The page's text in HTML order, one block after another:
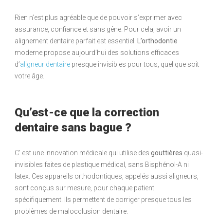
Rien n’est plus agréable que de pouvoir s’exprimer avec
assurance, confiance et sans gêne. Pour cela, avoir un
alignement dentaire parfait est essentiel. L’orthodontie
moderne propose aujourd’hui des solutions efficaces
d’aligneur dentaire presque invisibles pour tous, quel que soit
votre âge.
Qu’est-ce que la correction
dentaire sans bague ?
C’ est une innovation médicale qui utilise des gouttières quasi-
invisibles faites de plastique médical, sans Bisphénol-A ni
latex. Ces appareils orthodontiques, appelés aussi aligneurs,
sont conçus sur mesure, pour chaque patient
spécifiquement. Ils permettent de corriger presque tous les
problèmes de malocclusion dentaire.